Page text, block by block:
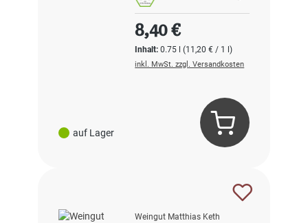
auf Lager
Inhalt:0.75 l(11,20 € / 1 l)
Regulärer Preis:
8,40 €
inkl. MwSt. zzgl. Versandkosten
Weingut Matthias Keth